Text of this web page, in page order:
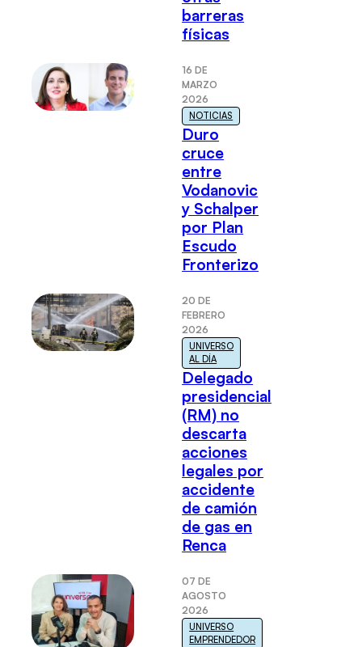
barreras
físicas
16 DE
MARZO
2026
NOTICIAS
Duro
cruce
entre
Vodanovic
y Schalper
por Plan
Escudo
Fronterizo
20 DE
FEBRERO
2026
UNIVERSO
AL DÍA
Delegado
presidencial
(RM) no
descarta
acciones
legales por
accidente
de camión
de gas en
Renca
07 DE
AGOSTO
2026
UNIVERSO
EMPRENDEDOR